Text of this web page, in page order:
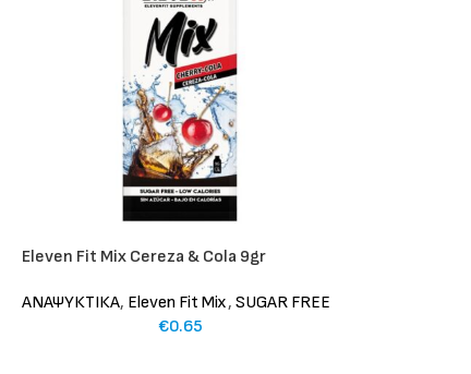
Eleven Fit Mix Cereza & Cola 9gr
ΑΝΑΨΥΚΤΙΚΑ, Eleven Fit Mix, SUGAR FREE
€0.65